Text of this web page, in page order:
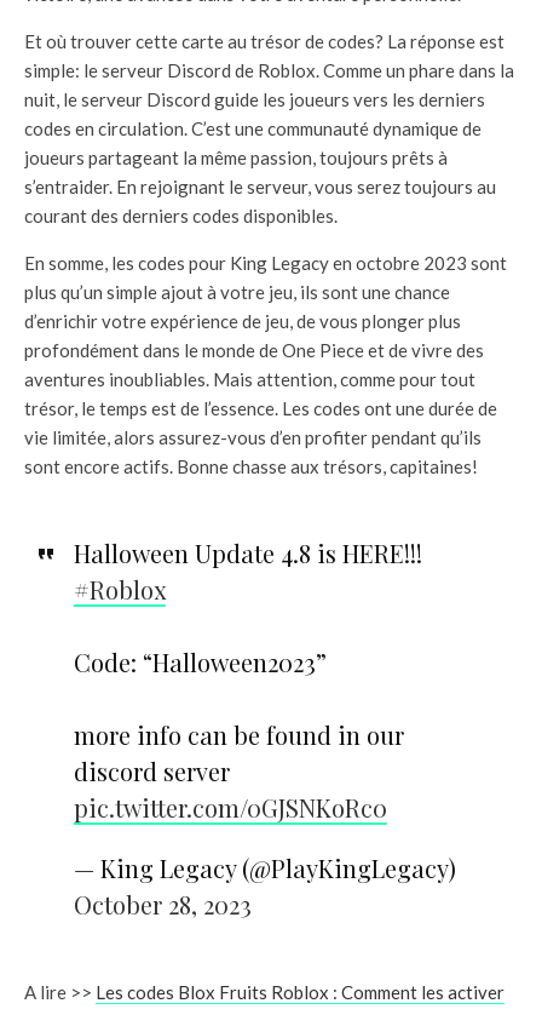
Et où trouver cette carte au trésor de codes? La réponse est
simple: le serveur Discord de Roblox. Comme un phare dans la
nuit, le serveur Discord guide les joueurs vers les derniers
codes en circulation. C’est une communauté dynamique de
joueurs partageant la même passion, toujours prêts à
s’entraider. En rejoignant le serveur, vous serez toujours au
courant des derniers codes disponibles.
En somme, les codes pour King Legacy en octobre 2023 sont
plus qu’un simple ajout à votre jeu, ils sont une chance
d’enrichir votre expérience de jeu, de vous plonger plus
profondément dans le monde de One Piece et de vivre des
aventures inoubliables. Mais attention, comme pour tout
trésor, le temps est de l’essence. Les codes ont une durée de
vie limitée, alors assurez-vous d’en profiter pendant qu’ils
sont encore actifs. Bonne chasse aux trésors, capitaines!
Halloween Update 4.8 is HERE!!!
#Roblox
Code: “Halloween2023”
more info can be found in our
discord server
pic.twitter.com/0GJSNKoRc0
— King Legacy (@PlayKingLegacy)
October 28, 2023
A lire >> Les codes Blox Fruits Roblox : Comment les activer